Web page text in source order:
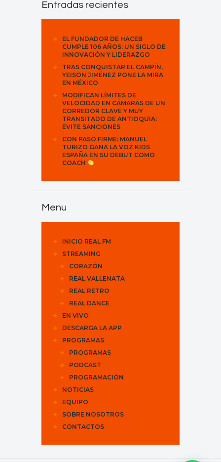
Entradas recientes
EL FUNDADOR DE HACEB
CUMPLE 106 AÑOS: UN SIGLO DE
INNOVACIÓN Y LIDERAZGO
TRAS CONQUISTAR EL CAMPÍN,
YEISON JIMÉNEZ PONE LA MIRA
EN MÉXICO
MODIFICAN LÍMITES DE
VELOCIDAD EN CÁMARAS DE UN
CORREDOR CLAVE Y MUY
TRANSITADO DE ANTIOQUIA:
EVITE SANCIONES
CON PASO FIRME: MANUEL
TURIZO GANA LA VOZ KIDS
ESPAÑA EN SU DEBUT COMO
COACH
Menu
INICIO REAL FM
STREAMING
CORAZÓN
REAL VALLENATA
REAL RETRO
REAL DANCE
EN VIVO
DESCARGA LA APP
PROGRAMAS
PROGRAMAS
PODCAST
PROGRAMACIÓN
NOTICIAS
EQUIPO
SOBRE NOSOTROS
CONTACTOS